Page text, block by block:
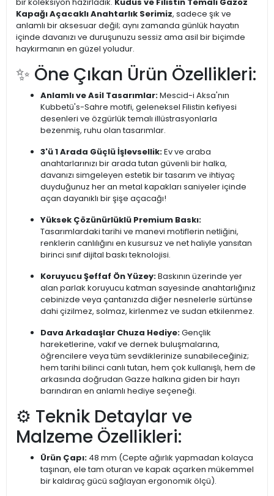
bir koleksiyon hazırladık. Kudüs ve Filistin Temalı Gazoz
Kapağı Açacaklı Anahtarlık Serimiz, sadece şık ve
anlamlı bir aksesuar değil; aynı zamanda günlük hayatın
içinde davanızı ve duruşunuzu sessiz ama asil bir biçimde
haykırmanın en güzel yoludur.
✨ Öne Çıkan Ürün Özellikleri:
Anlamlı ve Asil Tasarımlar:Mescid-i Aksa'nın
Kubbetü's-Sahre motifi, geleneksel Filistin kefiyesi
desenleri ve özgürlük temalı illüstrasyonlarla
bezenmiş, ruhu olan tasarımlar.
3'ü 1 Arada Güçlü İşlevsellik:Ev ve araba
anahtarlarınızı bir arada tutan güvenli bir halka,
davanızı simgeleyen estetik bir tasarım ve ihtiyaç
duyduğunuz her an metal kapakları saniyeler içinde
açan dayanıklı bir şişe açacağı!
Yüksek Çözünürlüklü Premium Baskı:
Tasarımlardaki tarihi ve manevi motiflerin netliğini,
renklerin canlılığını en kusursuz ve net haliyle yansıtan
birinci sınıf dijital baskı teknolojisi.
Koruyucu Şeffaf Ön Yüzey:Baskının üzerinde yer
alan parlak koruyucu katman sayesinde anahtarlığınız
cebinizde veya çantanızda diğer nesnelerle sürtünse
dahi çizilmez, solmaz, kirlenmez ve sudan etkilenmez.
Dava Arkadaşlar Chuza Hediye:Gençlik
hareketlerine, vakıf ve dernek buluşmalarına,
öğrencilere veya tüm sevdiklerinize sunabileceğiniz;
hem tarihi bilinci canlı tutan, hem çok kullanışlı, hem de
arkasında doğrudan Gazze halkına giden bir hayrı
barındıran en anlamlı hediye seçeneği.
⚙️ Teknik Detaylar ve
Malzeme Özellikleri:
Ürün Çapı: 48 mm (Cepte ağırlık yapmadan kolayca
taşınan, ele tam oturan ve kapak açarken mükemmel
bir kaldıraç gücü sağlayan ergonomik ölçü).